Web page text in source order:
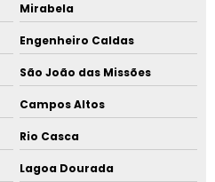
Mirabela
Engenheiro Caldas
São João das Missões
Campos Altos
Rio Casca
Lagoa Dourada